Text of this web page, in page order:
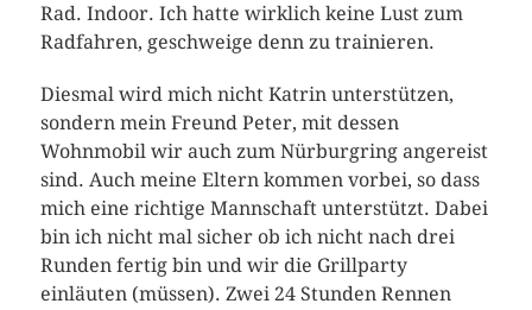
Rad. Indoor. Ich hatte wirklich keine Lust zum
Radfahren, geschweige denn zu trainieren.
Diesmal wird mich nicht Katrin unterstützen,
sondern mein Freund Peter, mit dessen
Wohnmobil wir auch zum Nürburgring angereist
sind. Auch meine Eltern kommen vorbei, so dass
mich eine richtige Mannschaft unterstützt. Dabei
bin ich nicht mal sicher ob ich nicht nach drei
Runden fertig bin und wir die Grillparty
einläuten (müssen). Zwei 24 Stunden Rennen